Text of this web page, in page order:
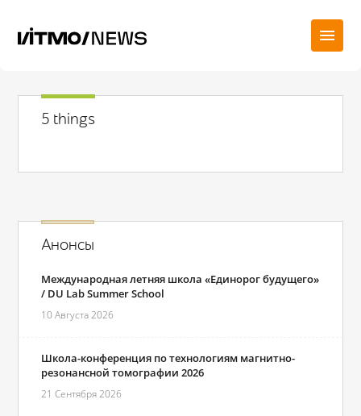
5 things
Анонсы
Международная летняя школа «Единорог будущего»
/ DU Lab Summer School
10 Августа 2026
Школа-конференция по технологиям магнитно-
резонансной томографии 2026
21 Сентября 2026